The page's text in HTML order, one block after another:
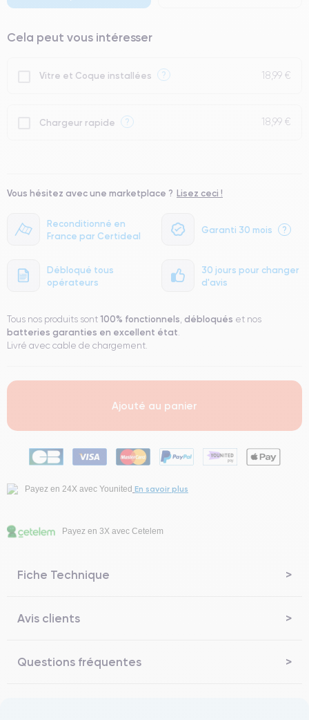
Reconditionné en
France par Certideal
Garanti 30 mois ?
Débloqué tous
opérateurs
30 jours pour changer
d'avis
Cela peut vous intéresser
Vitre et Coque installées ? 18,99 €
Chargeur rapide ? 18,99 €
Vous hésitez avec une marketplace ? Lisez ceci !
Tous nos produits sont 100% fonctionnels, débloqués et nos
batteries garanties en excellent état.
Livré avec cable de chargement.
Ajouté au panier
Payez en 24X avec Younited En savoir plus
Payez en 3X avec Cetelem
Fiche Technique
Avis clients
Questions fréquentes